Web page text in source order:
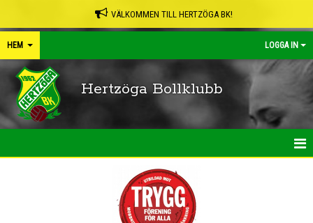
VÄLKOMMEN TILL HERTZÖGA BK!
HEM LOGGA IN
Hertzöga Bollklubb